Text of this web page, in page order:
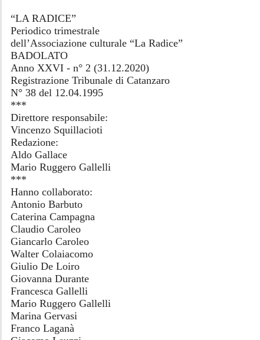
“LA RADICE”
Periodico trimestrale
dell’Associazione culturale “La Radice”
BADOLATO
Anno XXVI - n° 2 (31.12.2020)
Registrazione Tribunale di Catanzaro
N° 38 del 12.04.1995
***
Direttore responsabile:
Vincenzo Squillacioti
Redazione:
Aldo Gallace
Mario Ruggero Gallelli
***
Hanno collaborato:
Antonio Barbuto
Caterina Campagna
Claudio Caroleo
Giancarlo Caroleo
Walter Colaiacomo
Giulio De Loiro
Giovanna Durante
Francesca Gallelli
Mario Ruggero Gallelli
Marina Gervasi
Franco Laganà